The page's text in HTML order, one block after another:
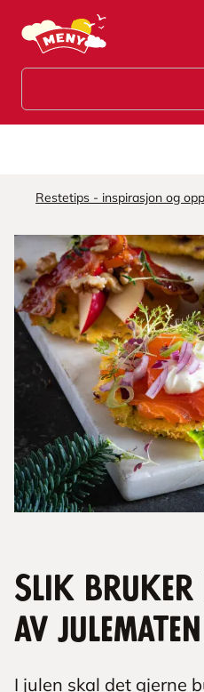
Hopp til hovedinnhold
Restetips - inspirasjon og
Slik bruker
av julematen
I julen skal det gjerne